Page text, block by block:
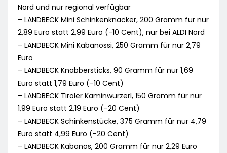
Nord und nur regional verfügbar
– LANDBECK Mini Schinkenknacker, 200 Gramm für nur
2,89 Euro statt 2,99 Euro (-10 Cent), nur bei ALDI Nord
– LANDBECK Mini Kabanossi, 250 Gramm für nur 2,79
Euro
– LANDBECK Knabbersticks, 90 Gramm für nur 1,69
Euro statt 1,79 Euro (-10 Cent)
– LANDBECK Tiroler Kaminwurzerl, 150 Gramm für nur
1,99 Euro statt 2,19 Euro (-20 Cent)
– LANDBECK Schinkenstücke, 375 Gramm für nur 4,79
Euro statt 4,99 Euro (-20 Cent)
– LANDBECK Kabanos, 200 Gramm für nur 2,29 Euro